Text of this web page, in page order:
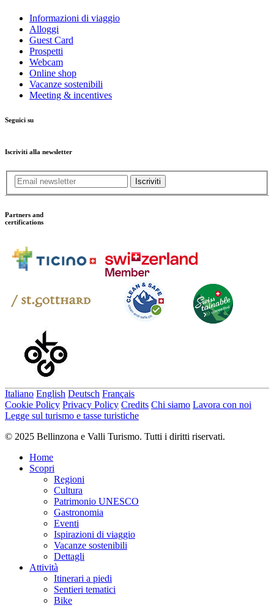
Informazioni di viaggio
Alloggi
Guest Card
Prospetti
Webcam
Online shop
Vacanze sostenibili
Meeting & incentives
Seguici su
Iscriviti alla newsletter
Iscriviti
Partners and
certifications
Italiano English Deutsch Français
Cookie Policy Privacy Policy Credits Chi siamo Lavora con noi
Legge sul turismo e tasse turistiche
© 2025 Bellinzona e Valli Turismo. Tutti i diritti riservati.
Home
Scopri
Regioni
Cultura
Patrimonio UNESCO
Gastronomia
Eventi
Ispirazioni di viaggio
Vacanze sostenibili
Dettagli
Attività
Itinerari a piedi
Sentieri tematici
Bike